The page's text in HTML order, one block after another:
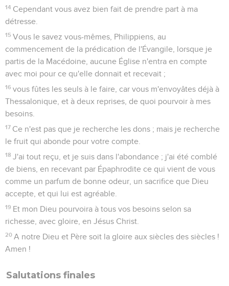
14 Cependant vous avez bien fait de prendre part à ma
détresse.
15 Vous le savez vous-mêmes, Philippiens, au
commencement de la prédication de l'Évangile, lorsque je
partis de la Macédoine, aucune Église n'entra en compte
avec moi pour ce qu'elle donnait et recevait ;
16 vous fûtes les seuls à le faire, car vous m'envoyâtes déjà à
Thessalonique, et à deux reprises, de quoi pourvoir à mes
besoins.
17 Ce n'est pas que je recherche les dons ; mais je recherche
le fruit qui abonde pour votre compte.
18 J'ai tout reçu, et je suis dans l'abondance ; j'ai été comblé
de biens, en recevant par Épaphrodite ce qui vient de vous
comme un parfum de bonne odeur, un sacrifice que Dieu
accepte, et qui lui est agréable.
19 Et mon Dieu pourvoira à tous vos besoins selon sa
richesse, avec gloire, en Jésus Christ.
20 A notre Dieu et Père soit la gloire aux siècles des siècles !
Amen !
Salutations finales